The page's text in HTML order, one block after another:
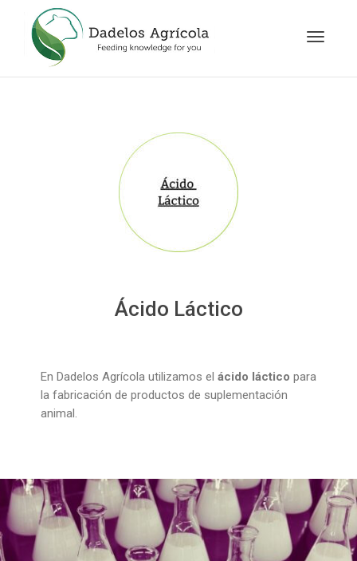
Ácido Láctico
En Dadelos Agrícola utilizamos el ácido láctico para
la fabricación de productos de suplementación
animal.